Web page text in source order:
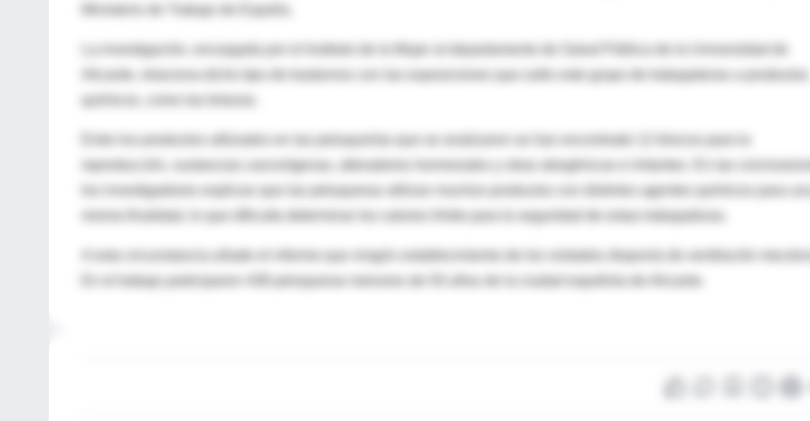
Ministerio de Trabajo de España.
La investigación, encargada por el Instituto de la Mujer al departamento de Salud Pública de la Universidad de
Alicante, relaciona dicho tipo de trastornos con las exposiciones que sufre este grupo de trabajadoras a productos
Entre los productos utilizados en las peluquerías que se analizaron se han encontrado 12 tóxicos para la
reproducción, sustancias cancerígenas, alteradores hormonales y otras alergénicas e irritantes. En las
los investigadores explican que las peluqueras utilizan muchos productos con distintos agentes químicos para
misma finalidad, lo que dificulta determinar los valores límite para la seguridad de estas trabajadoras.
A esta circunstancia añade el informe que ningún establecimiento de los visitados disponía de ventilación
En el trabajo participaron 438 peluqueras menores de 50 años de la ciudad española de Alicante.